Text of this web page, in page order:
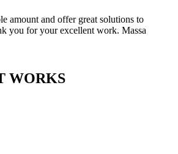
amount and offer great solutions to
you for your excellent work. Massa
WORKS